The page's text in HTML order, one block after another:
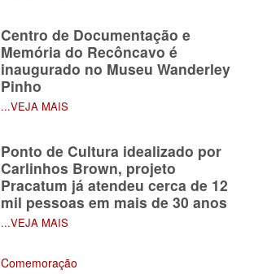
Centro de Documentação e
Memória do Recôncavo é
inaugurado no Museu Wanderley
Pinho
...VEJA MAIS
Ponto de Cultura idealizado por
Carlinhos Brown, projeto
Pracatum já atendeu cerca de 12
mil pessoas em mais de 30 anos
...VEJA MAIS
Comemoração